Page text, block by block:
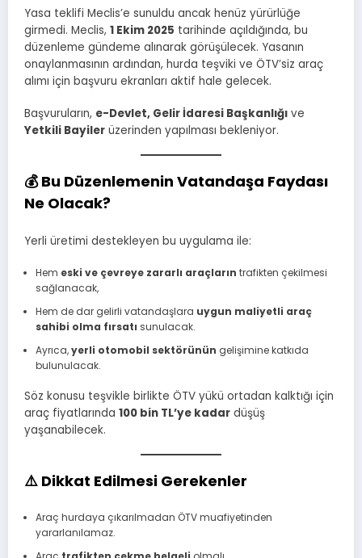
Yasa teklifi Meclis’e sunuldu ancak henüz yürürlüğe
girmedi. Meclis, 1 Ekim 2025 tarihinde açıldığında, bu
düzenleme gündeme alınarak görüşülecek. Yasanın
onaylanmasının ardından, hurda teşviki ve ÖTV’siz araç
alımı için başvuru ekranları aktif hale gelecek.
Başvuruların, e-Devlet, Gelir İdaresi Başkanlığı ve
Yetkili Bayiler üzerinden yapılması bekleniyor.
💰Bu Düzenlemenin Vatandaşa Faydası
Ne Olacak?
Yerli üretimi destekleyen bu uygulama ile:
Hem eski ve çevreye zararlı araçların trafikten çekilmesi
sağlanacak,
Hem de dar gelirli vatandaşlara uygun maliyetli araç
sahibi olma fırsatı sunulacak.
Ayrıca,yerli otomobil sektörünün gelişimine katkıda
bulunulacak.
Söz konusu teşvikle birlikte ÖTV yükü ortadan kalktığı için
araç fiyatlarında 100 bin TL’ye kadar düşüş
yaşanabilecek.
⚠️ Dikkat Edilmesi Gerekenler
Araç hurdaya çıkarılmadan ÖTV muafiyetinden
yararlanılamaz.